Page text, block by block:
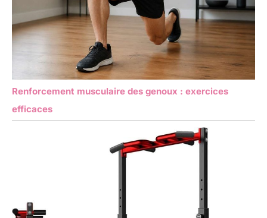
Renforcement musculaire des genoux : exercices
efficaces